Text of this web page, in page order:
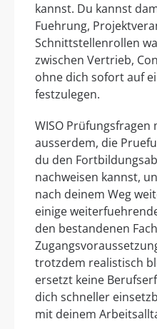
kannst. Du kannst
Fuehrung,
Schnittstellenrollen
zwischen Vertrieb,
ohne dich sofort auf
festzulegen.
WISO
ausserdem, die
du den
nachweisen kannst,
nach deinem Weg
einige
den bestandenen
trotzdem realistisch
ersetzt keine
dich schneller
mit deinem